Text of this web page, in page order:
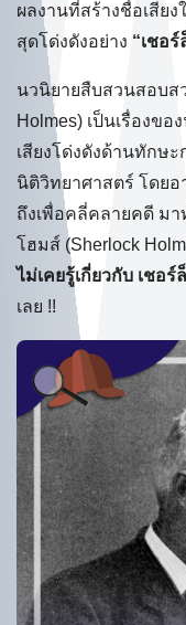
ผลงานที่สร้างชื่อเสีย
สุดโด่งดังอย่าง “เชอ
นวนิยายสืบสวนสอบส
Holmes) เป็นเรื่องข
เสียงโด่งดังด้านทักษ
นิติวิทยาศาสตร์ โดย
ถึงเพื่อคลี่คลายคดี มา
โฮมส์ (Sherlock
ไม่เคยรู้เกี่ยวกับ เชอ
เลย !!